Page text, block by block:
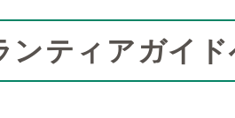
ンティアガイ